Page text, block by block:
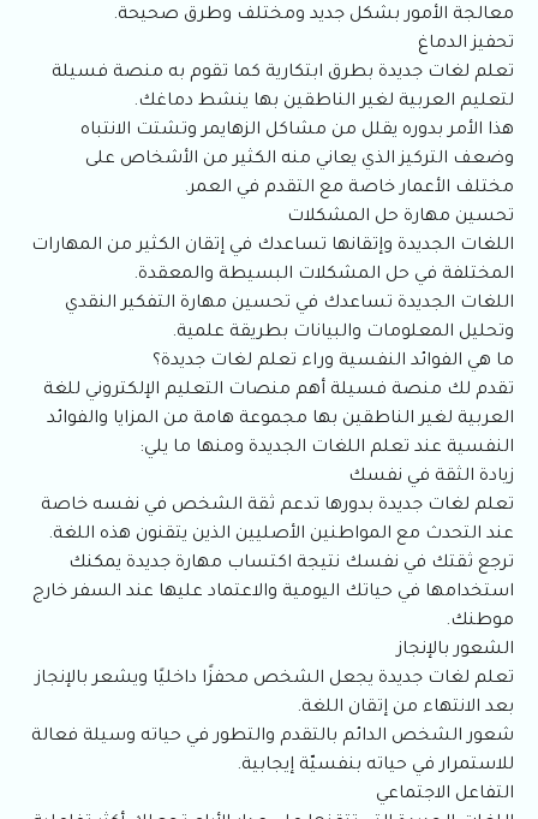
معالجة الأمور بشكل جديد ومختلف وطرق صحيحة.
تحفيز الدماغ
تعلم لغات جديدة بطرق ابتكارية كما تقوم به منصة فسيلة
لتعليم العربية لغير الناطقين بها ينشط دماغك.
هذا الأمر بدوره يقلل من مشاكل الزهايمر وتشتت الانتباه
وضعف التركيز الذي يعاني منه الكثير من الأشخاص على
مختلف الأعمار خاصة مع التقدم في العمر.
تحسين مهارة حل المشكلات
اللغات الجديدة وإتقانها تساعدك في إتقان الكثير من المهارات
المختلفة في حل المشكلات البسيطة والمعقدة.
اللغات الجديدة تساعدك في تحسين مهارة التفكير النقدي
وتحليل المعلومات والبيانات بطريقة علمية.
ما هي الفوائد النفسية وراء تعلم لغات جديدة؟
تقدم لك منصة فسيلة أهم منصات التعليم الإلكتروني للغة
العربية لغير الناطقين بها مجموعة هامة من المزايا والفوائد
النفسية عند تعلم اللغات الجديدة ومنها ما يلي:
زيادة الثقة في نفسك
تعلم لغات جديدة بدورها تدعم ثقة الشخص في نفسه خاصة
عند التحدث مع المواطنين الأصليين الذين يتقنون هذه اللغة.
ترجع ثقتك في نفسك نتيجة اكتساب مهارة جديدة يمكنك
استخدامها في حياتك اليومية والاعتماد عليها عند السفر خارج
موطنك.
الشعور بالإنجاز
تعلم لغات جديدة يجعل الشخص محفزًا داخليًا ويشعر بالإنجاز
بعد الانتهاء من إتقان اللغة.
شعور الشخص الدائم بالتقدم والتطور في حياته وسيلة فعالة
للاستمرار في حياته بنفسيّة إيجابية.
التفاعل الاجتماعي